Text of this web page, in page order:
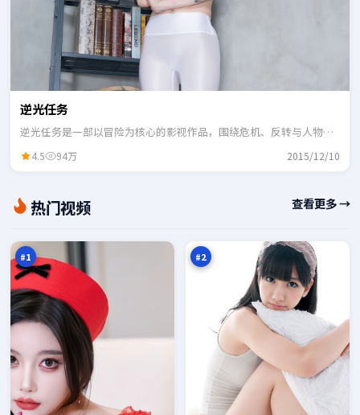
逆光任务
逆光任务是一部以冒险为核心的影视作品，围绕危机、反转与人物成
4.5 94万 2015/12/10
热门视频 查看更多 →
#1
街
降 98
#2